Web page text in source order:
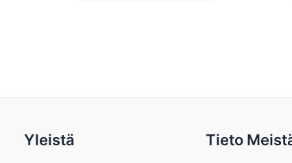
Yleistä Tieto